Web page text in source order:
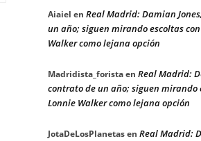
Aiaiel en Real Madrid: Damian
un año; siguen mirando escoltas
Walker como lejana opción
Madridista_foristaen Real Madrid:
contrato de un año; siguen mirando
Lonnie Walker como lejana opción
JotaDeLosPlanetasen Real Madrid: